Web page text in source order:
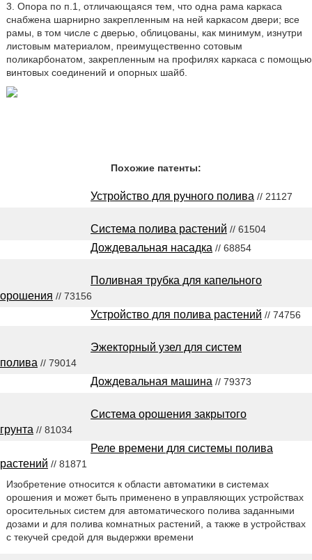
3. Опора по п.1, отличающаяся тем, что одна рама каркаса
снабжена шарнирно закрепленным на ней каркасом двери; все
рамы, в том числе с дверью, облицованы, как минимум, изнутри
листовым материалом, преимущественно сотовым
поликарбонатом, закрепленным на профилях каркаса с помощью
винтовых соединений и опорных шайб.
Похожие патенты:
Устройство для ручного полива // 21127
Система полива растений // 61504
Дождевальная насадка // 68854
Поливная трубка для капельного
орошения // 73156
Устройство для полива растений // 74756
Эжекторный узел для систем
полива // 79014
Дождевальная машина // 79373
Система орошения закрытого
грунта // 81034
Реле времени для системы полива
растений // 81871
Изобретение относится к области автоматики в системах
орошения и может быть применено в управляющих устройствах
оросительных систем для автоматического полива заданными
дозами и для полива комнатных растений, а также в устройствах
с текучей средой для выдержки времени